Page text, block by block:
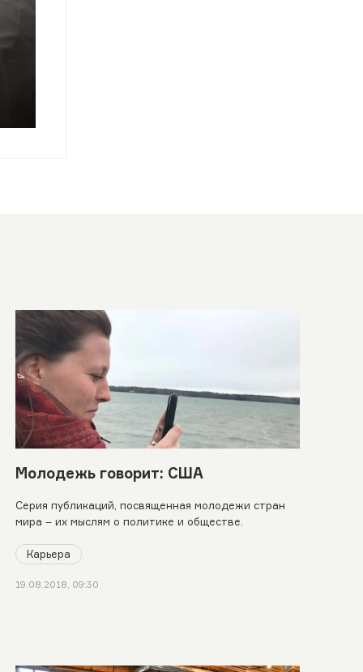
Молодежь говорит: США
Серия публикаций, посвященная молодежи стран
мира – их мыслям о политике и обществе.
Карьера
19.08.2018, 09:30